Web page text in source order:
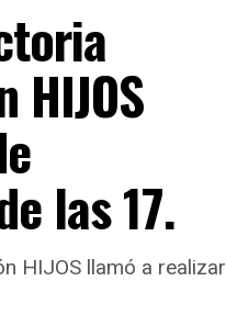
HIJOS
las 17.
HIJOS llamó a realizar